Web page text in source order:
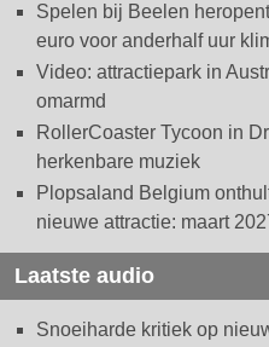
Spelen bij Beelen
euro voor anderhalf uur
Video: attractiepark in
omarmd
RollerCoaster Tycoon in
herkenbare muziek
Plopsaland Belgium
nieuwe attractie: maart
Laatste audio
Snoeiharde kritiek op